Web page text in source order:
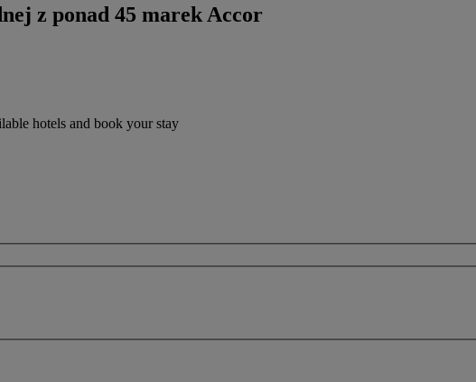
z ponad 45 marek Accor
hotels and book your stay